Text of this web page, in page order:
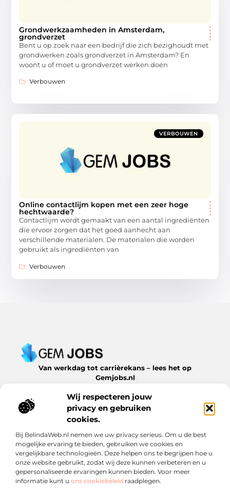
Wij respecteren jouw
privacy en gebruiken
cookies.
Bij BelindaWeb.nl nemen we uw privacy serieus. Om u de best
mogelijke ervaring te bieden, gebruiken we cookies en
vergelijkbare technologieën. Deze helpen ons te begrijpen hoe u
onze website gebruikt, zodat wij deze kunnen verbeteren en u
gepersonaliseerde ervaringen kunnen bieden. Voor meer
informatie kunt u ons cookiebeleid raadplegen.
Grondwerkzaamheden in Amsterdam,
grondverzet
Bent u op zoek naar een bedrijf die zich bezighoudt met
grondwerken zoals grondverzet in Amsterdam? En
woont u of moet u grondverzet werken doen
Verbouwen
VERBOUWEN
Online contactlijm kopen met een zeer hoge
hechtwaarde?
Contactlijm wordt gemaakt van een aantal ingrediënten
die ervoor zorgen dat het goed aanhecht aan
verschillende materialen. De materialen die worden
gebruikt als ingrediënten van
Verbouwen
Van werkdag tot carrièrekans – lees het op
Gemjobs.nl
arbeidsmarkt en jouw loopbaan te bieden hebben.
Bericht categorie
Onze informatie